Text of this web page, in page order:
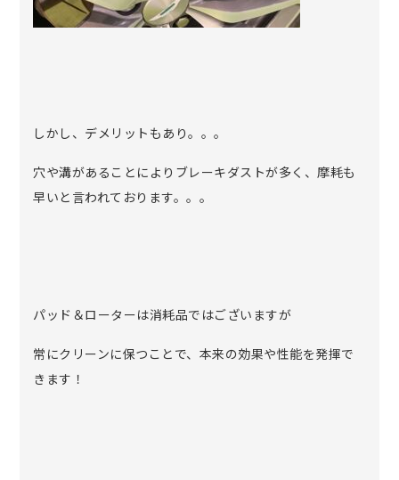
しかし、デメリットもあり。。。
穴や溝があることによりブレーキダストが多く、摩耗も
早いと言われております。。。
パッド＆ローターは消耗品ではございますが
常にクリーンに保つことで、本来の効果や性能を発揮で
きます！